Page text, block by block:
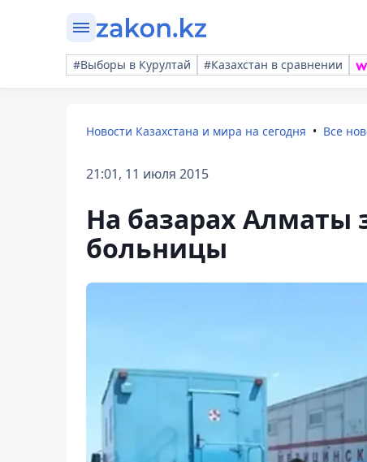
#Выборы в Курултай #Казахстан в сравнении
Новости Казахстана и мира на сегодня Все
21:01, 11 июля 2015
На базарах Алматы
больницы